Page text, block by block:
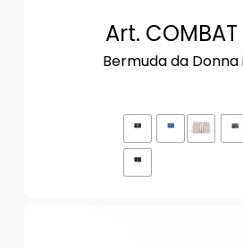
Art. COMBAT
Bermuda da Donna